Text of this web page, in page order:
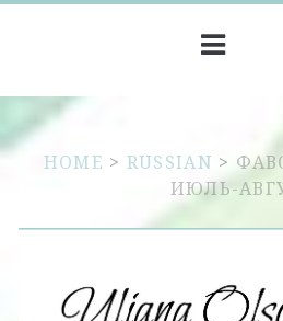
HOME > RUSSIAN >
ИЮЛЬ-